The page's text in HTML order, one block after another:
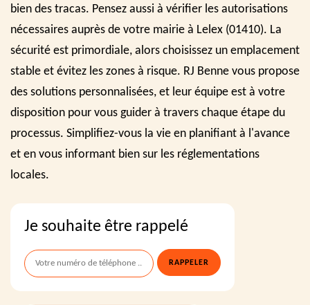
bien des tracas. Pensez aussi à vérifier les autorisations
nécessaires auprès de votre mairie à Lelex (01410). La
sécurité est primordiale, alors choisissez un emplacement
stable et évitez les zones à risque. RJ Benne vous propose
des solutions personnalisées, et leur équipe est à votre
disposition pour vous guider à travers chaque étape du
processus. Simplifiez-vous la vie en planifiant à l'avance
et en vous informant bien sur les réglementations
locales.
Je souhaite être rappelé